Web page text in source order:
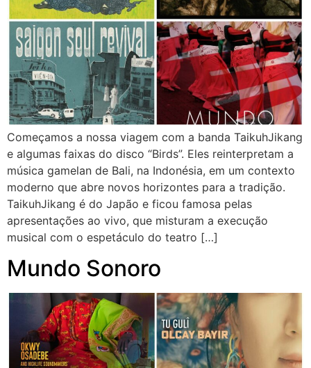
Começamos a nossa viagem com a banda TaikuhJikang
e algumas faixas do disco “Birds”. Eles reinterpretam a
música gamelan de Bali, na Indonésia, em um contexto
moderno que abre novos horizontes para a tradição.
TaikuhJikang é do Japão e ficou famosa pelas
apresentações ao vivo, que misturam a execução
musical com o espetáculo do teatro […]
Mundo Sonoro